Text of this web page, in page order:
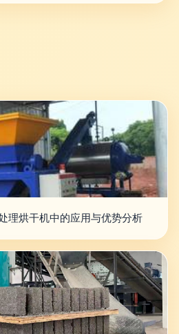
理烘干机中的应用与优势分析